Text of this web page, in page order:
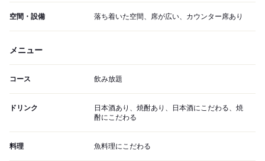
空間・設備 落ち着いた空間、席が広い、カウンター席あり
メニュー
コース 飲み放題
ドリンク
日本酒あり、焼酎あり、日本酒にこだわる、焼
酎にこだわる
料理 魚料理にこだわる